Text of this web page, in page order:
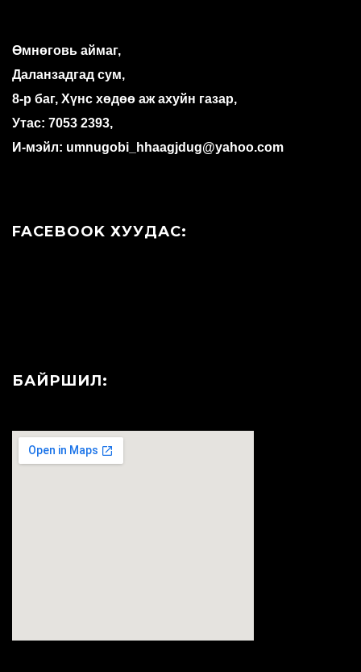
Өмнөговь аймаг,
Даланзадгад сум,
8-р баг, Хүнс хөдөө аж ахуйн газар,
Утас: 7053 2393,
И-мэйл: umnugobi_hhaagjdug@yahoo.com
FACEBOOK ХУУДАС:
БАЙРШИЛ: